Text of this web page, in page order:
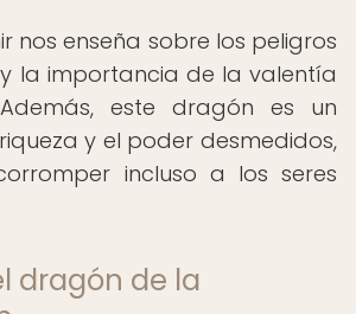
nos enseña sobre los peligros
la importancia de la valentía
este dragón es un
y el poder desmedidos,
incluso a los seres
dragón de la